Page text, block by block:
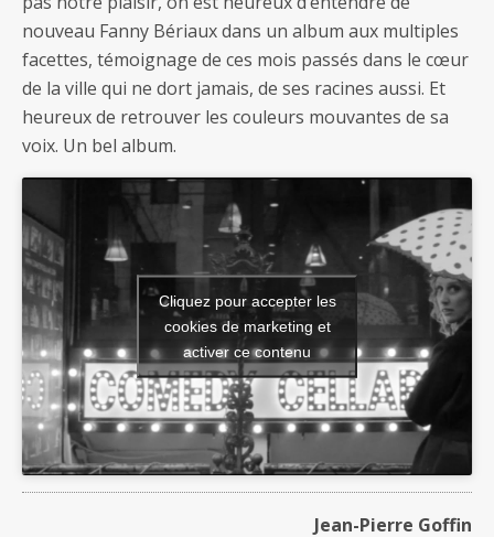
nouveau Fanny Bériaux dans un album aux multiples
facettes, témoignage de ces mois passés dans le cœur
de la ville qui ne dort jamais, de ses racines aussi. Et
heureux de retrouver les couleurs mouvantes de sa
voix. Un bel album.
Cliquez pour accepter les
cookies de marketing et
activer ce contenu
Jean-Pierre Goffin